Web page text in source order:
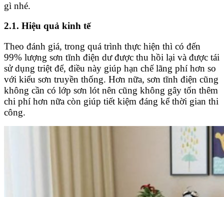
gì nhé.
2.1. Hiệu quả kinh tế
Theo đánh giá, trong quá trình thực hiện thì có đến
99% lượng sơn tĩnh điện dư được thu hồi lại và được tái
sử dụng triệt để, điều này giúp hạn chế lãng phí hơn so
với kiểu sơn truyền thống. Hơn nữa, sơn tĩnh điện cũng
không cần có lớp sơn lót nên cũng không gây tốn thêm
chi phí hơn nữa còn giúp tiết kiệm đáng kể thời gian thi
công.